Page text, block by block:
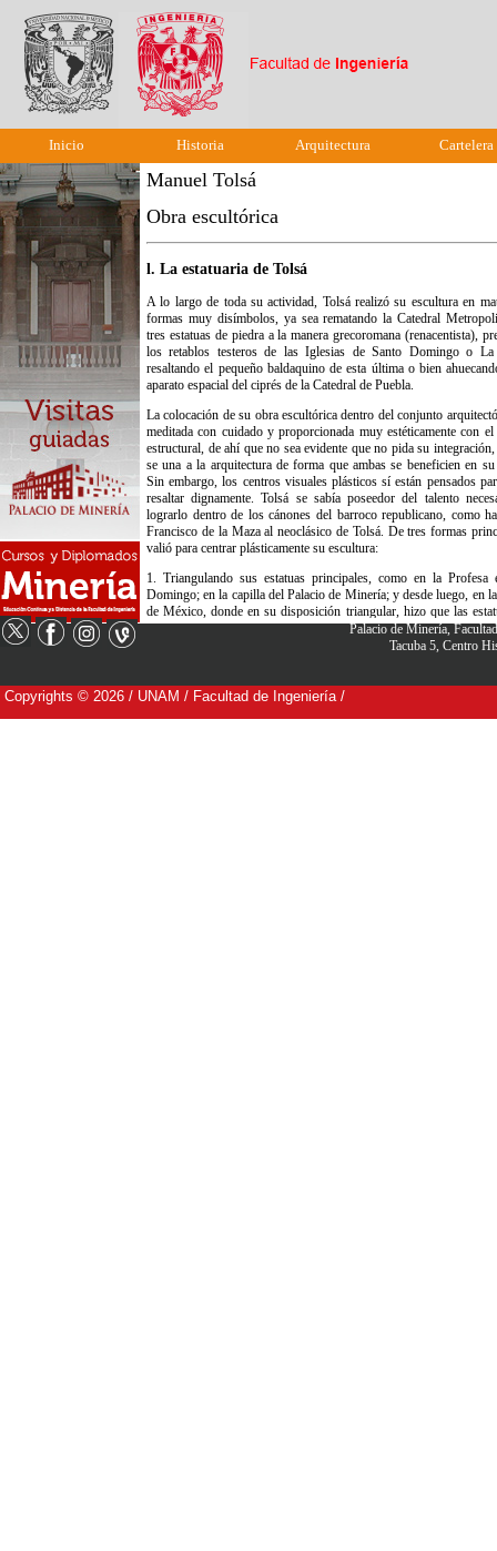
Inicio Historia Arquitectura Cartelera
Palacio de Minería,
Tacuba 5, Centro
Copyrights © 2026 / UNAM / Facultad de Ingeniería /